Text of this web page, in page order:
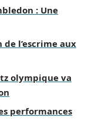
: Une
l’escrime aux
olympique va
performances